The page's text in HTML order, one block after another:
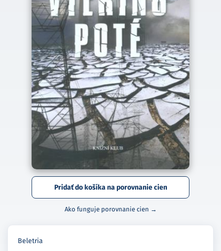
Pridať do košíka na porovnanie cien
Ako funguje porovnanie cien →
Beletria